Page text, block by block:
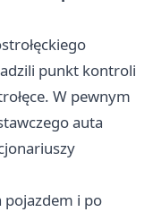
punkt kontroli
W pewnym
auta
i po